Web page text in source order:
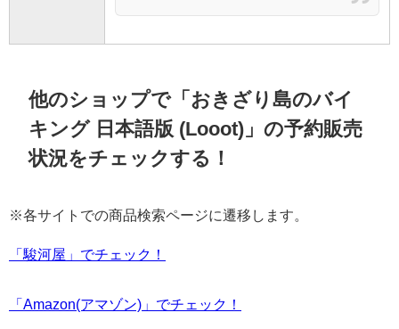
他のショップで「おきざり島のバイ
キング 日本語版 (Looot)」の予約販売
状況をチェックする！
※各サイトでの商品検索ページに遷移します。
「駿河屋」でチェック！
「Amazon(アマゾン)」でチェック！